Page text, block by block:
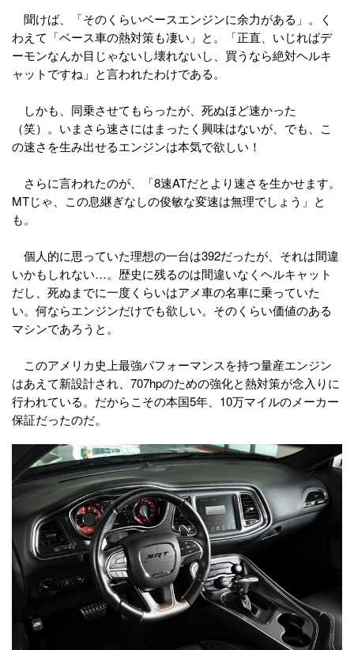
聞けば、「そのくらいベースエンジンに余力がある」。く
わえて「ベース車の熱対策も凄い」と。「正直、いじればデ
ーモンなんか目じゃないし壊れないし、買うなら絶対ヘルキ
ャットですね」と言われたわけである。
しかも、同乗させてもらったが、死ぬほど速かった
（笑）。いまさら速さにはまったく興味はないが、でも、こ
の速さを生み出せるエンジンは本気で欲しい！
さらに言われたのが、「8速ATだとより速さを生かせます。
MTじゃ、この息継ぎなしの俊敏な変速は無理でしょう」と
も。
個人的に思っていた理想の一台は392だったが、それは間違
いかもしれない…。歴史に残るのは間違いなくヘルキャット
だし、死ぬまでに一度くらいはアメ車の名車に乗っていた
い。何ならエンジンだけでも欲しい。そのくらい価値のある
マシンであろうと。
このアメリカ史上最強パフォーマンスを持つ量産エンジン
はあえて新設計され、707hpのための強化と熱対策が念入りに
行われている。だからこその本国5年、10万マイルのメーカー
保証だったのだ。